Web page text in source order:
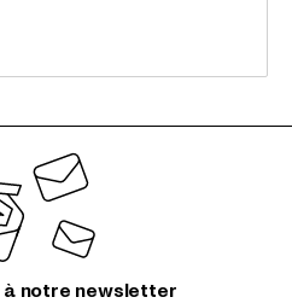
à notre newsletter